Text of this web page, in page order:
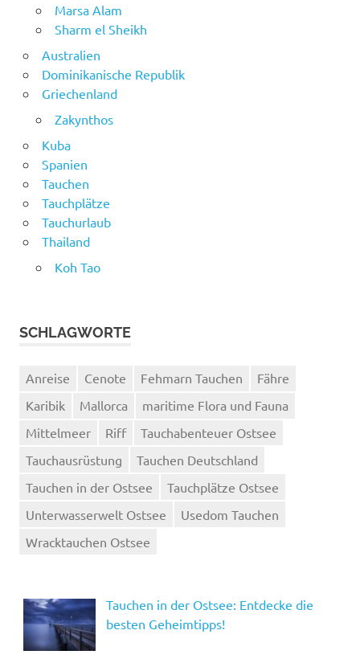
Marsa Alam
Sharm el Sheikh
Australien
Dominikanische Republik
Griechenland
Zakynthos
Kuba
Spanien
Tauchen
Tauchplätze
Tauchurlaub
Thailand
Koh Tao
SCHLAGWORTE
Anreise Cenote Fehmarn Tauchen
Fähre
Karibik
Mallorca
maritime Flora und Fauna
Mittelmeer
Riff
Tauchabenteuer Ostsee
Tauchausrüstung
Tauchen Deutschland
Tauchen in der Ostsee
Tauchplätze Ostsee
Unterwasserwelt Ostsee
Usedom Tauchen
Wracktauchen Ostsee
Tauchen in der Ostsee: Entdecke die
besten Geheimtipps!